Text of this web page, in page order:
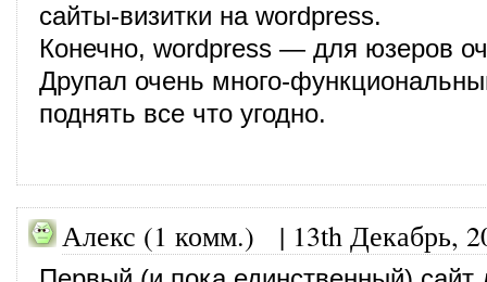
сайты-визитки на wordpress.
Конечно, wordpress — для юзеров
Друпал очень много-
поднять все что угодно.
Алекс (1 комм.) | 13th Декабрь,